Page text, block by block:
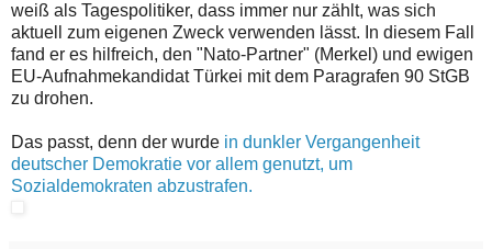
weiß als Tagespolitiker, dass immer nur zählt, was sich
aktuell zum eigenen Zweck verwenden lässt. In diesem Fall
fand er es hilfreich, den "Nato-Partner" (Merkel) und ewigen
EU-Aufnahmekandidat Türkei mit dem Paragrafen 90 StGB
zu drohen.
Das passt, denn der wurde in dunkler Vergangenheit
deutscher Demokratie vor allem genutzt, um
Sozialdemokraten abzustrafen.